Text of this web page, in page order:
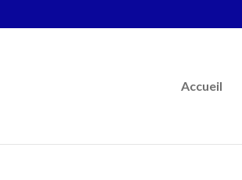
Accueil